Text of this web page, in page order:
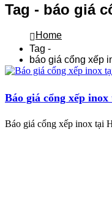
Tag - báo giá
Home
Tag -
báo giá cổng xếp
Báo giá cổng xếp
Báo giá cổng xếp inox tại